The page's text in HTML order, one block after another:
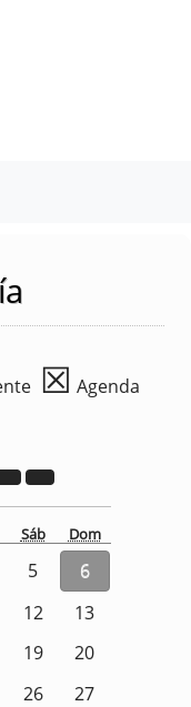
☒ Agenda
Sáb Dom
5
6
12
13
19
20
26
27